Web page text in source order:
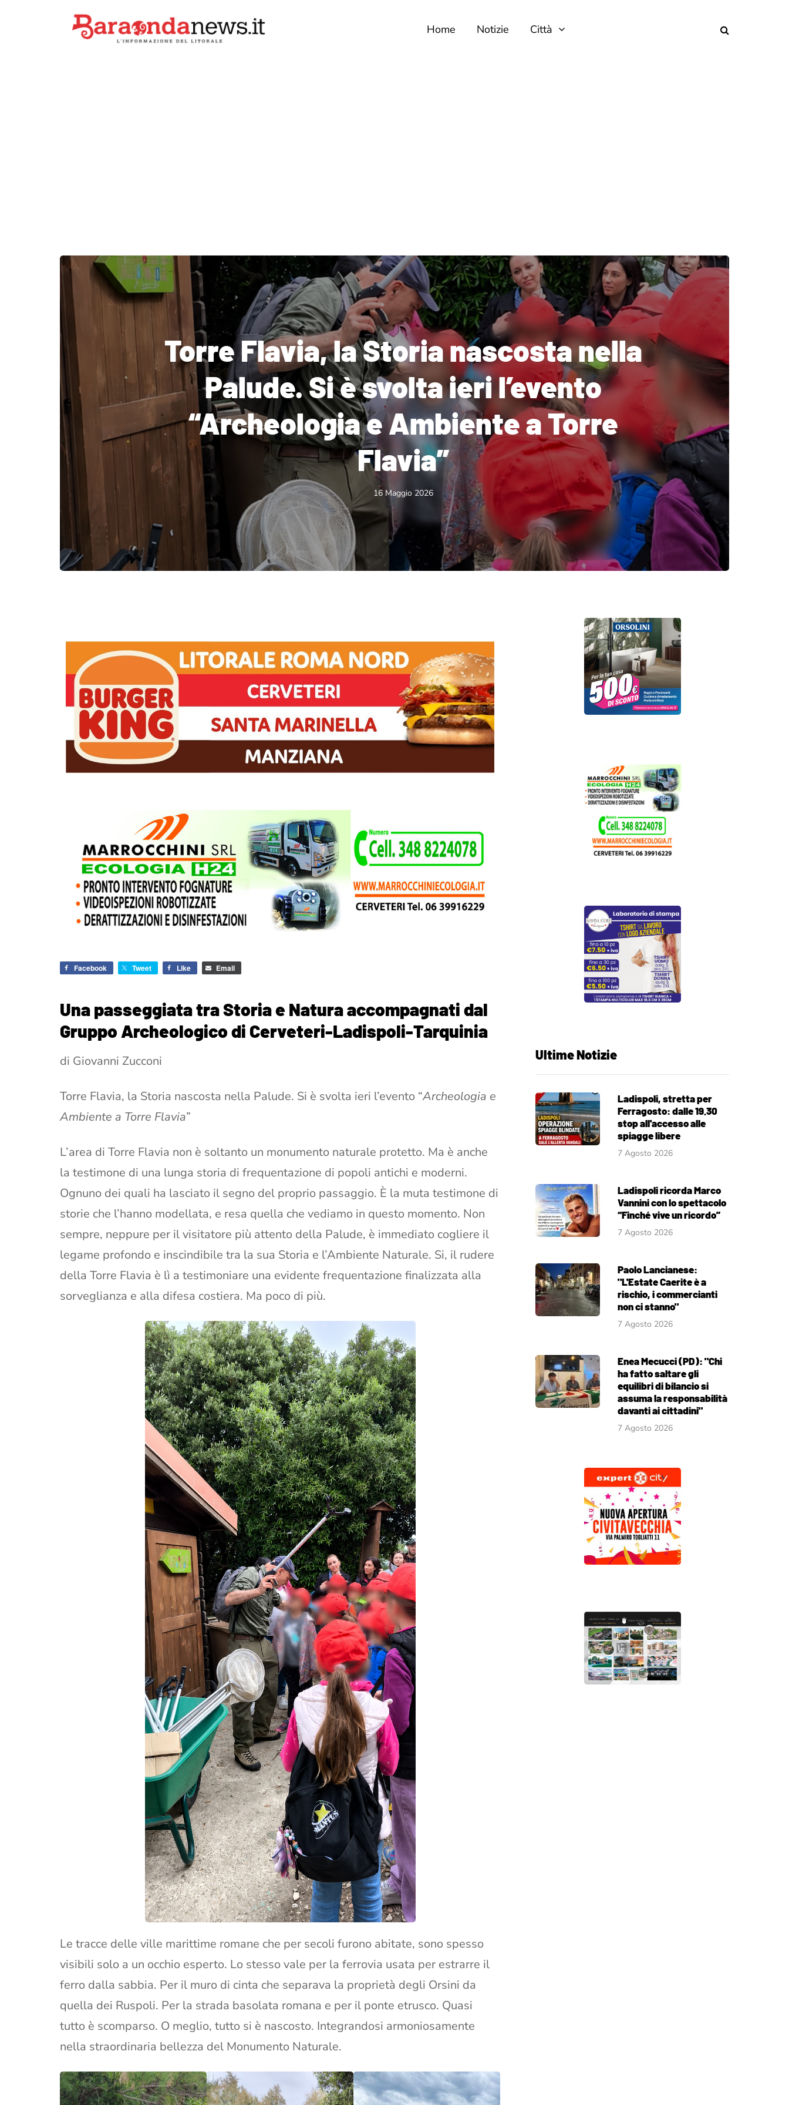
Home Notizie Città
Torre Flavia, la Storia nascosta nella
Palude. Si è svolta ieri l’evento
“Archeologia e Ambiente a Torre
Flavia”
16 Maggio 2026
Facebook Tweet Like Email
Una passeggiata tra Storia e Natura accompagnati dal
Gruppo Archeologico di Cerveteri-Ladispoli-Tarquinia
di Giovanni Zucconi
Torre Flavia, la Storia nascosta nella Palude. Si è svolta ieri l’evento “Archeologia e
Ambiente a Torre Flavia”
L’area di Torre Flavia non è soltanto un monumento naturale protetto. Ma è anche
la testimone di una lunga storia di frequentazione di popoli antichi e moderni.
Ognuno dei quali ha lasciato il segno del proprio passaggio. È la muta testimone di
storie che l’hanno modellata, e resa quella che vediamo in questo momento. Non
sempre, neppure per il visitatore più attento della Palude, è immediato cogliere il
legame profondo e inscindibile tra la sua Storia e l’Ambiente Naturale. Si, il rudere
della Torre Flavia è lì a testimoniare una evidente frequentazione finalizzata alla
sorveglianza e alla difesa costiera. Ma poco di più.
Le tracce delle ville marittime romane che per secoli furono abitate, sono spesso
visibili solo a un occhio esperto. Lo stesso vale per la ferrovia usata per estrarre il
ferro dalla sabbia. Per il muro di cinta che separava la proprietà degli Orsini da
quella dei Ruspoli. Per la strada basolata romana e per il ponte etrusco. Quasi
tutto è scomparso. O meglio, tutto si è nascosto. Integrandosi armoniosamente
nella straordinaria bellezza del Monumento Naturale.
Ultime Notizie
Ladispoli, stretta per
Ferragosto: dalle 19.30
stop all'accesso alle
spiagge libere
7 Agosto 2026
Ladispoli ricorda Marco
Vannini con lo spettacolo
“Finché vive un ricordo”
7 Agosto 2026
Paolo Lancianese:
"L'Estate Caerite è a
rischio, i commercianti
non ci stanno"
7 Agosto 2026
Enea Mecucci (PD): "Chi
ha fatto saltare gli
equilibri di bilancio si
assuma la responsabilità
davanti ai cittadini"
7 Agosto 2026